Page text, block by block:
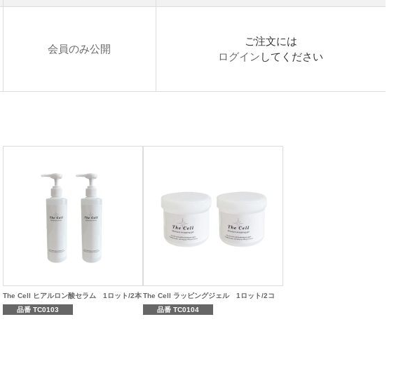
会員のみ公開
ご注文には
ログイン してください
The Cell ヒアルロン酸セラム 1ロット/2本
品番 TC0103
The Cell ラッピングジェル 1ロット/2コ
品番 TC0104